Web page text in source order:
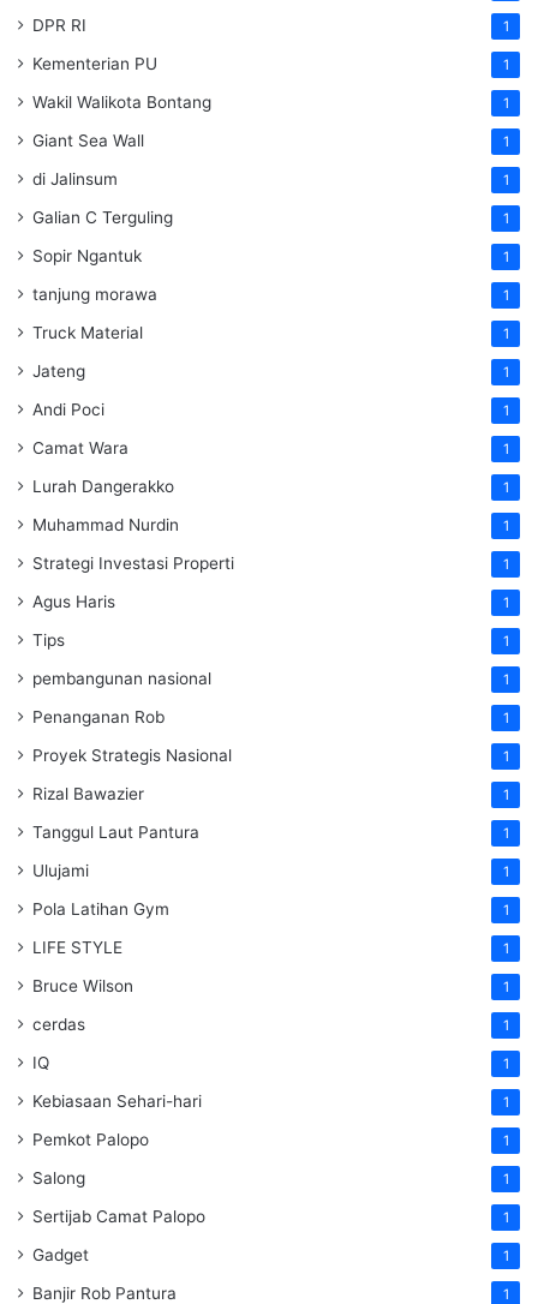
DPR RI 1
Kementerian PU 1
Wakil Walikota Bontang 1
Giant Sea Wall 1
di Jalinsum 1
Galian C Terguling 1
Sopir Ngantuk 1
tanjung morawa 1
Truck Material 1
Jateng 1
Andi Poci 1
Camat Wara 1
Lurah Dangerakko 1
Muhammad Nurdin 1
Strategi Investasi Properti 1
Agus Haris 1
Tips 1
pembangunan nasional 1
Penanganan Rob 1
Proyek Strategis Nasional 1
Rizal Bawazier 1
Tanggul Laut Pantura 1
Ulujami 1
Pola Latihan Gym 1
LIFE STYLE 1
Bruce Wilson 1
cerdas 1
IQ 1
Kebiasaan Sehari-hari 1
Pemkot Palopo 1
Salong 1
Sertijab Camat Palopo 1
Gadget 1
Banjir Rob Pantura 1